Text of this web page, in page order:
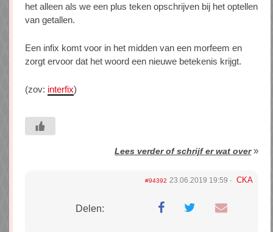
het alleen als we een plus teken opschrijven bij het optellen
van getallen.
Een infix komt voor in het midden van een morfeem en
zorgt ervoor dat het woord een nieuwe betekenis krijgt.
(zov: interfix)
Lees verder of schrijf er wat over»
#94392 23.06.2019 19:59 CKA
Delen: